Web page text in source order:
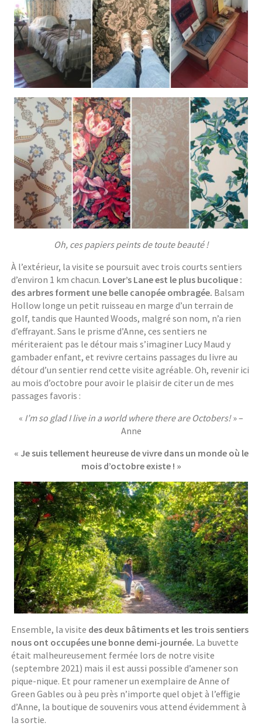
Oh, ces papiers peints de toute beauté !
À l’extérieur, la visite se poursuit avec trois courts sentiers
d’environ 1 km chacun. Lover’s Lane est le plus bucolique :
des arbres forment une belle canopée ombragée. Balsam
Hollow longe un petit ruisseau en marge d’un terrain de
golf, tandis que Haunted Woods, malgré son nom, n’a rien
d’effrayant. Sans le prisme d’Anne, ces sentiers ne
mériteraient pas le détour mais s’imaginer Lucy Maud y
gambader enfant, et revivre certains passages du livre au
détour d’un sentier rend cette visite agréable. Oh, revenir ici
au mois d’octobre pour avoir le plaisir de citer un de mes
passages favoris :
« I’m so glad I live in a world where there are Octobers!» –
Anne
« Je suis tellement heureuse de vivre dans un monde où le
mois d’octobre existe ! »
Ensemble, la visite des deux bâtiments et les trois sentiers
nous ont occupées une bonne demi-journée. La buvette
était malheureusement fermée lors de notre visite
(septembre 2021) mais il est aussi possible d’amener son
pique-nique. Et pour ramener un exemplaire de Anne of
Green Gables ou à peu près n’importe quel objet à l’effigie
d’Anne, la boutique de souvenirs vous attend évidemment à
la sortie.